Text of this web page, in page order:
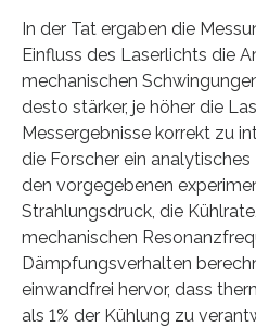
In der Tat ergaben die
Einfluss des Laserlichts die
mechanischen
desto stärker, je höher die
Messergebnisse korrekt zu
die Forscher ein
den vorgegebenen
Strahlungsdruck, die
mechanischen
Dämpfungsverhalten
einwandfrei hervor, dass
als 1% der Kühlung zu